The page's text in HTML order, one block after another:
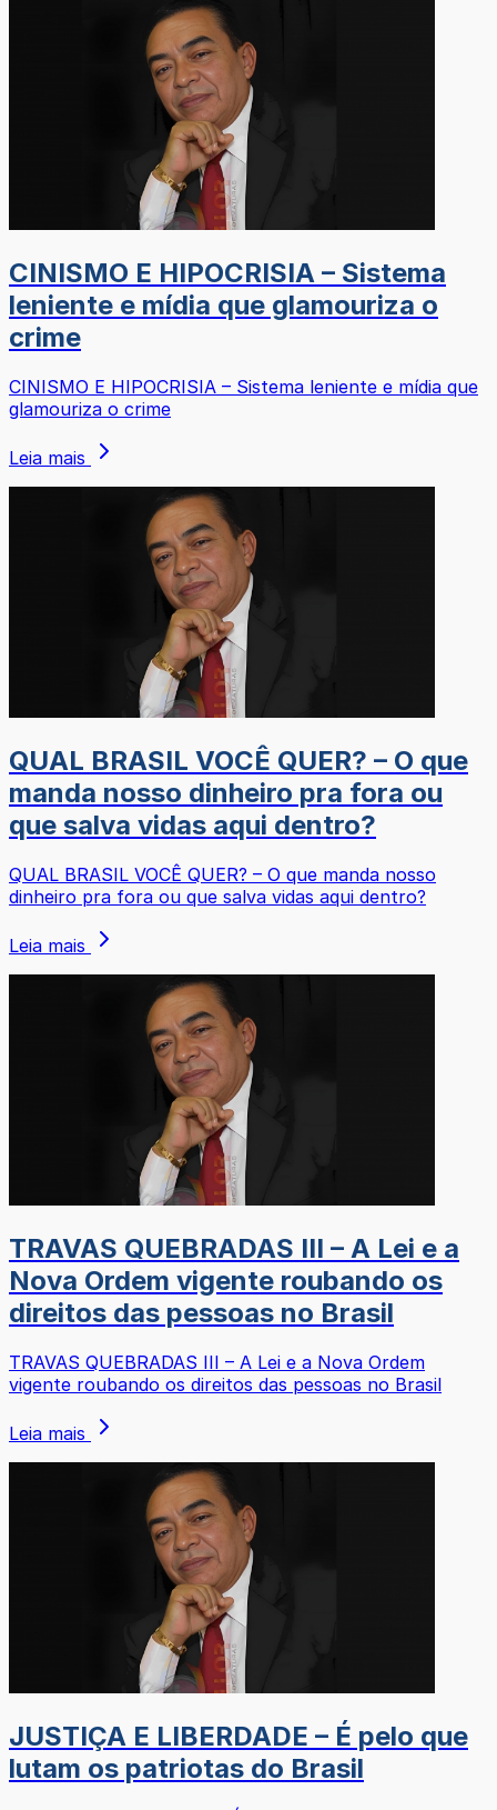
CINISMO E HIPOCRISIA – Sistema
leniente e mídia que glamouriza o
crime
CINISMO E HIPOCRISIA – Sistema leniente e mídia que
glamouriza o crime
Leia mais
QUAL BRASIL VOCÊ QUER? – O que
manda nosso dinheiro pra fora ou
que salva vidas aqui dentro?
QUAL BRASIL VOCÊ QUER? – O que manda nosso
dinheiro pra fora ou que salva vidas aqui dentro?
Leia mais
TRAVAS QUEBRADAS III – A Lei e a
Nova Ordem vigente roubando os
direitos das pessoas no Brasil
TRAVAS QUEBRADAS III – A Lei e a Nova Ordem
vigente roubando os direitos das pessoas no Brasil
Leia mais
JUSTIÇA E LIBERDADE – É pelo que
lutam os patriotas do Brasil